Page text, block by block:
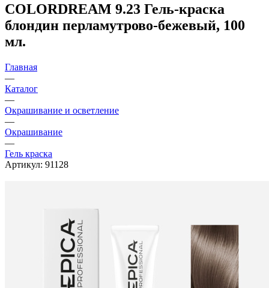
COLORDREAM 9.23 Гель-краска
блондин перламутрово-бежевый, 100
мл.
Главная
—
Каталог
—
Окрашивание и осветление
—
Окрашивание
—
Гель краска
Артикул: 91128